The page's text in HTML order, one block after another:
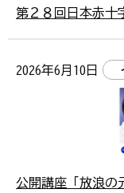
第２８回日本赤十
2026年6月10日
公開講座「放浪の